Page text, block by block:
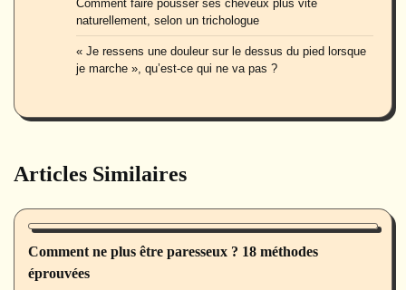
Comment faire pousser ses cheveux plus vite
naturellement, selon un trichologue
« Je ressens une douleur sur le dessus du pied lorsque
je marche », qu’est-ce qui ne va pas ?
Articles Similaires
Psycho
Comment ne plus être paresseux ? 18 méthodes
éprouvées